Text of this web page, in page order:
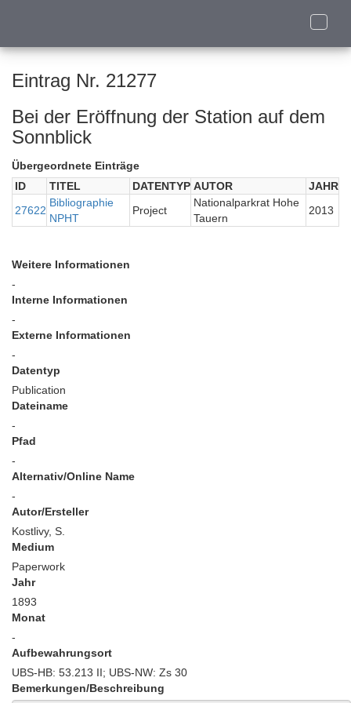
Toggle
Eintrag Nr. 21277
Bei der Eröffnung der Station auf dem
Sonnblick
Übergeordnete Einträge
ID
TITEL DATENTYP AUTOR
JAHR
27622
Bibliographie
NPHT
Project
Nationalparkrat Hohe
Tauern
2013
Weitere Informationen
-
Interne Informationen
-
Externe Informationen
-
Datentyp
Publication
Dateiname
-
Pfad
-
Alternativ/Online Name
-
Autor/Ersteller
Kostlivy, S.
Medium
Paperwork
Jahr
1893
Monat
-
Aufbewahrungsort
UBS-HB: 53.213 II; UBS-NW: Zs 30
Bemerkungen/Beschreibung